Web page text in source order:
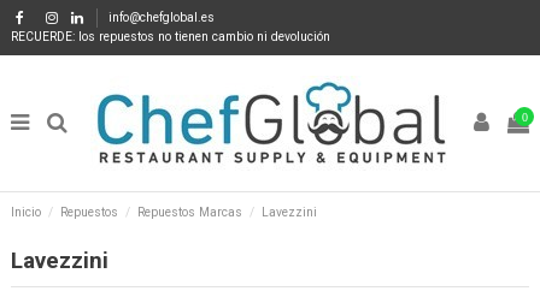
info@chefglobal.es
RECUERDE: los repuestos no tienen cambio ni devolución
0
Inicio Repuestos Repuestos Marcas Lavezzini
Lavezzini